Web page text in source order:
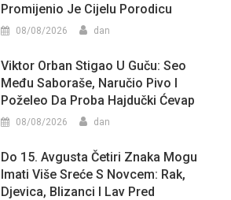
Promijenio Je Cijelu Porodicu
08/08/2026 dan
Viktor Orban Stigao U Guču: Seo
Među Saboraše, Naručio Pivo I
Poželeo Da Proba Hajdučki Ćevap
08/08/2026 dan
Do 15. Avgusta Četiri Znaka Mogu
Imati Više Sreće S Novcem: Rak,
Djevica, Blizanci I Lav Pred